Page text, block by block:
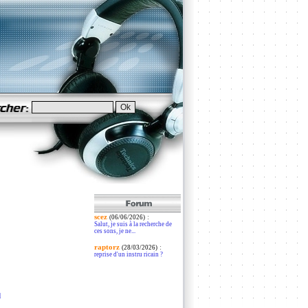
scez (06/06/2026):
Salut, je suis à la recherche de
ces sons, je ne...
raptorz (28/03/2026):
reprise d'un instru ricain ?